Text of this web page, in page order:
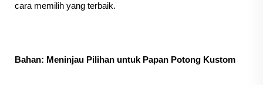
cara memilih yang terbaik.
Bahan: Meninjau Pilihan untuk Papan Potong Kustom